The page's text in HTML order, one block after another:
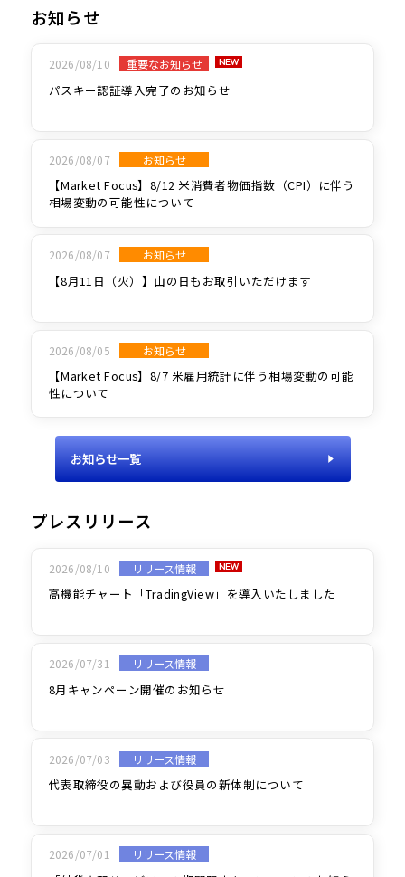
お知らせ
2026/08/10 重要なお知らせ
パスキー認証導入完了のお知らせ
2026/08/07 お知らせ
【Market Focus】8/12 米消費者物価指数（CPI）に伴う
相場変動の可能性について
2026/08/07 お知らせ
【8月11日（火）】山の日もお取引いただけます
2026/08/05 お知らせ
【Market Focus】8/7 米雇用統計に伴う相場変動の可能
性について
お知らせ一覧
プレスリリース
2026/08/10 リリース情報
高機能チャート「TradingView」を導入いたしました
2026/07/31 リリース情報
8月キャンペーン開催のお知らせ
2026/07/03 リリース情報
代表取締役の異動および役員の新体制について
2026/07/01 リリース情報